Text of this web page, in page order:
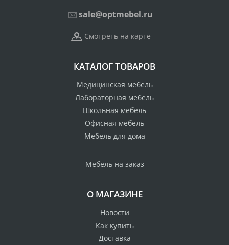
sale@optmebel.ru
Смотреть на карте
КАТАЛОГ ТОВАРОВ
Медицинская мебель
Лабораторная мебель
Школьная мебель
Офисная мебель
Мебель для дома
Мебель на заказ
О МАГАЗИНЕ
Новости
Как купить
Доставка